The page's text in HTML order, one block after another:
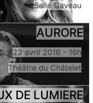
Salle Gaveau
AURORE
23 avril 2016 - 16h
Théâtre du Châtelet
DE LUMIERE